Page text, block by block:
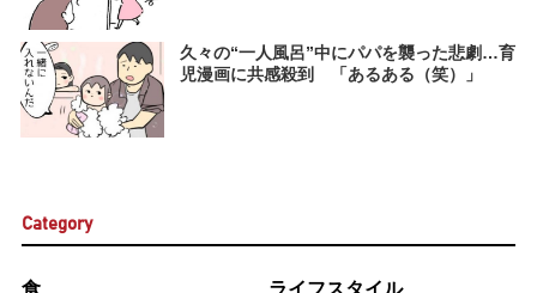
久々の“一人風呂”中にパパを襲った悲劇…育
児漫画に共感殺到 「あるある（笑）」
Category
食 ライフスタイル